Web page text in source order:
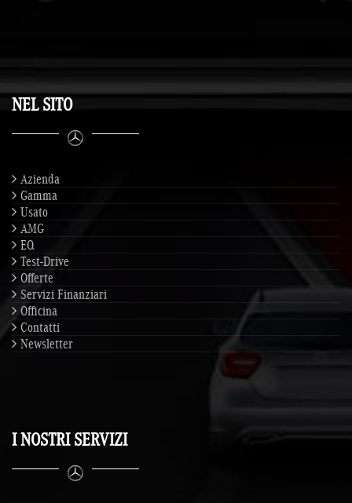
NEL SITO
Azienda
Gamma
Usato
AMG
EQ
Test-Drive
Offerte
Servizi Finanziari
Officina
Contatti
Newsletter
I NOSTRI SERVIZI